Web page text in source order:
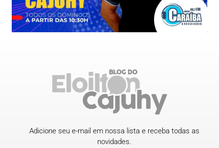
Adicione seu e-mail em nossa lista e receba todas as
novidades.